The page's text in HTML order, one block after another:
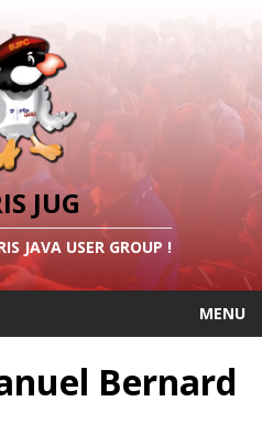
JUG
JAVA USER GROUP !
MENU
Bernard